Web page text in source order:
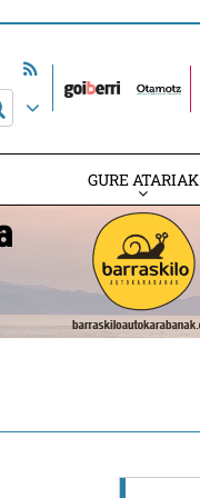
GURE ATARIAK